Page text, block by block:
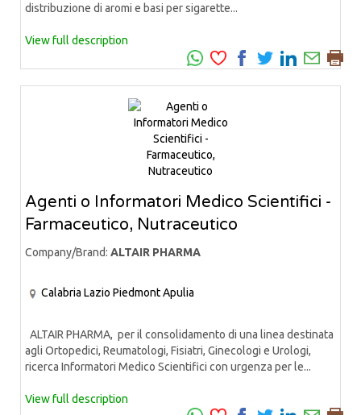
distribuzione di aromi e basi per sigarette...
View full description
Agenti o Informatori Medico Scientifici -
Farmaceutico, Nutraceutico
Company/Brand: ALTAIR PHARMA
Calabria Lazio PiedmontApulia
ALTAIR PHARMA, per il consolidamento di una linea destinata
agli Ortopedici, Reumatologi, Fisiatri, Ginecologi e Urologi,
ricerca Informatori Medico Scientifici con urgenza per le...
View full description